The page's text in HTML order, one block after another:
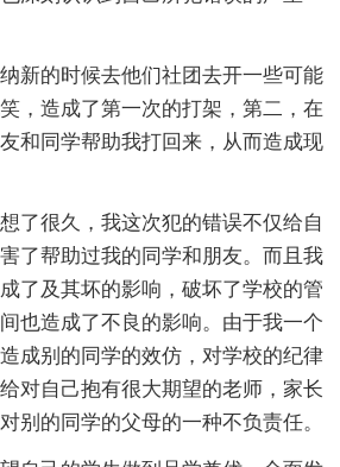
新的时候去他们社团去开一些可能
，造成了第一次的打架，第二，在
和同学帮助我打回来，从而造成现
了很久，我这次犯的错误不仅给自
了帮助过我的同学和朋友。而且我
了及其坏的影响，破坏了学校的管
也造成了不良的影响。由于我一个
成别的同学的效仿，对学校的纪律
对自己抱有很大期望的老师，家长
别的同学的父母的一种不负责任。